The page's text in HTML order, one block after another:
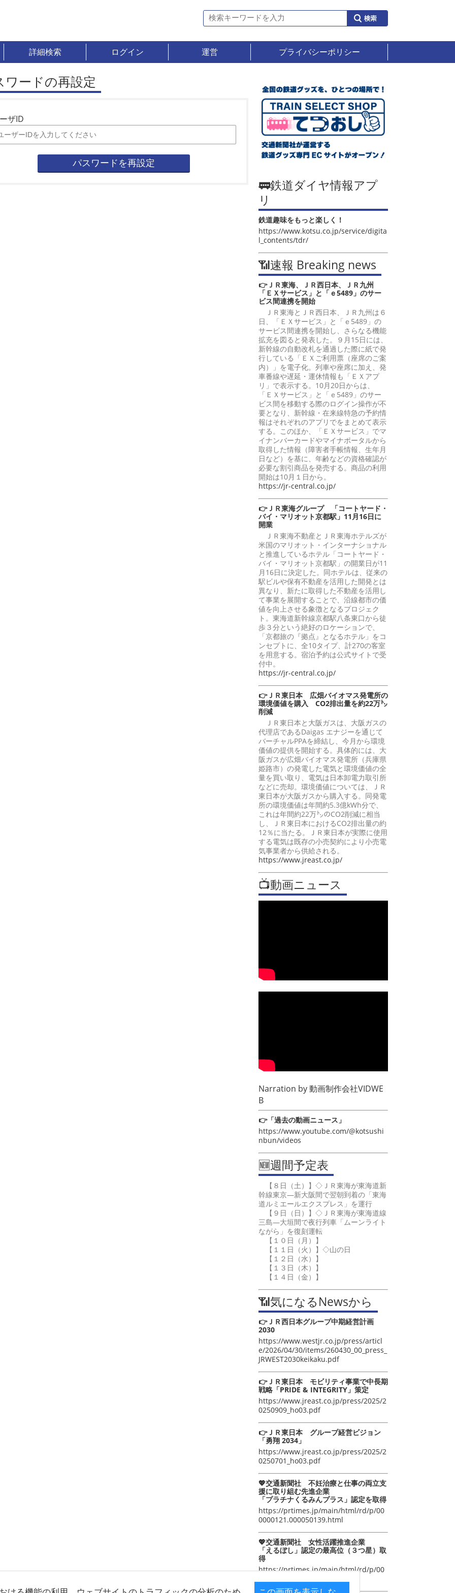
詳細検索 ログイン 運営 プライバシーポリシー
ワードの再設定
ザID
パスワードを再設定
🚃鉄道ダイヤ情報アプ
リ
鉄道趣味をもっと楽しく！
https://www.kotsu.co.jp/service/digita
l_contents/tdr/
📶速報 Breaking news
👉ＪＲ東海、ＪＲ西日本、ＪＲ九州
「ＥＸサービス」と「ｅ5489」のサー
ビス間連携を開始
ＪＲ東海とＪＲ西日本、ＪＲ九州は６
日、「ＥＸサービス」と「ｅ5489」の
サービス間連携を開始し、さらなる機能
拡充を図ると発表した。９月15日には、
新幹線の自動改札を通過した際に紙で発
行している「ＥＸご利用票（座席のご案
内）」を電子化。列車や座席に加え、発
車番線や遅延・運休情報も「ＥＸアプ
リ」で表示する。10月20日からは、
「ＥＸサービス」と「ｅ5489」のサー
ビス間を移動する際のログイン操作が不
要となり、新幹線・在来線特急の予約情
報はそれぞれのアプリでをまとめて表示
する。このほか、「ＥＸサービス」でマ
イナンバーカードやマイナポータルから
取得した情報（障害者手帳情報、生年月
日など）を基に、年齢などの資格確認が
必要な割引商品を発売する。商品の利用
開始は10月１日から。
https://jr-central.co.jp/
👉ＪＲ東海グループ 「コートヤード・
バイ・マリオット京都駅」11月16日に
開業
ＪＲ東海不動産とＪＲ東海ホテルズが
米国のマリオット・インターナショナル
と推進しているホテル「コートヤード・
バイ・マリオット京都駅」の開業日が11
月16日に決定した。同ホテルは、従来の
駅ビルや保有不動産を活用した開発とは
異なり、新たに取得した不動産を活用し
て事業を展開することで、沿線都市の価
値を向上させる象徴となるプロジェク
ト。東海道新幹線京都駅八条東口から徒
歩３分という絶好のロケーションで、
「京都旅の『拠点』となるホテル」をコ
ンセプトに、全10タイプ、計270の客室
を用意する。宿泊予約は公式サイトで受
付中。
https://jr-central.co.jp/
👉ＪＲ東日本 広畑バイオマス発電所の
環境価値を購入 CO2排出量を約22万㌧
削減
ＪＲ東日本と大阪ガスは、大阪ガスの
代理店であるDaigas エナジーを通じて
バーチャルPPAを締結し、今月から環境
価値の提供を開始する。具体的には、大
阪ガスが広畑バイオマス発電所（兵庫県
姫路市）の発電した電気と環境価値の全
量を買い取り、電気は日本卸電力取引所
などに売却。環境価値については、ＪＲ
東日本が大阪ガスから購入する。同発電
所の環境価値は年間約5.3億kWh分で、
これは年間約22万㌧のCO2削減に相当
し、ＪＲ東日本におけるCO2排出量の約
12％に当たる。ＪＲ東日本が実際に使用
する電気は既存の小売契約により小売電
気事業者から供給される。
https://www.jreast.co.jp/
📺動画ニュース
Narration by動画制作会社VIDWE
B
👉「過去の動画ニュース」
https://www.youtube.com/@kotsushi
nbun/videos
🆕週間予定表
【８日（土）】◇ＪＲ東海が東海道新
幹線東京―新大阪間で翌朝到着の「東海
道ルミエールエクスプレス」を運行
【９日（日）】◇ＪＲ東海が東海道線
三島―大垣間で夜行列車「ムーンライト
ながら」を復刻運転
【１０日（月）】
【１１日（火）】◇山の日
【１２日（水）】
【１３日（木）】
【１４日（金）】
📶気になるNewsから
👉ＪＲ西日本グループ中期経営計画
2030
https://www.westjr.co.jp/press/articl
e/2026/04/30/items/260430_00_press_
JRWEST2030keikaku.pdf
👉ＪＲ東日本 モビリティ事業で中長期
戦略「PRIDE & INTEGRITY」策定
https://www.jreast.co.jp/press/2025/2
0250909_ho03.pdf
👉ＪＲ東日本 グループ経営ビジョン
「勇翔 2034」
https://www.jreast.co.jp/press/2025/2
0250701_ho03.pdf
💖交通新聞社 不妊治療と仕事の両立支
援に取り組む先進企業
「プラチナくるみんプラス」認定を取得
https://prtimes.jp/main/html/rd/p/00
0000121.000050139.html
💖交通新聞社 女性活躍推進企業
「えるぼし」認定の最高位（３つ星）取
得
https://prtimes.jp/main/html/rd/p/00